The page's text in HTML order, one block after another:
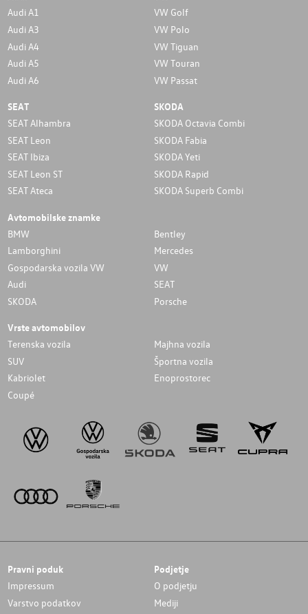
Audi A1
Audi A3
Audi A4
Audi A5
Audi A6
VW Golf
VW Polo
VW Tiguan
VW Touran
VW Passat
SEAT
SEAT Alhambra
SEAT Leon
SEAT Ibiza
SEAT Leon ST
SEAT Ateca
SKODA
SKODA Octavia Combi
SKODA Fabia
SKODA Yeti
SKODA Rapid
SKODA Superb Combi
Avtomobilske znamke
BMW
Bentley
Lamborghini
Mercedes
Gospodarska vozila VW
VW
Audi
SEAT
SKODA
Porsche
Vrste avtomobilov
Terenska vozila
Majhna vozila
SUV
Športna vozila
Kabriolet
Enoprostorec
Coupé
Pravni poduk
Impressum
Varstvo podatkov
Podjetje
O podjetju
Mediji